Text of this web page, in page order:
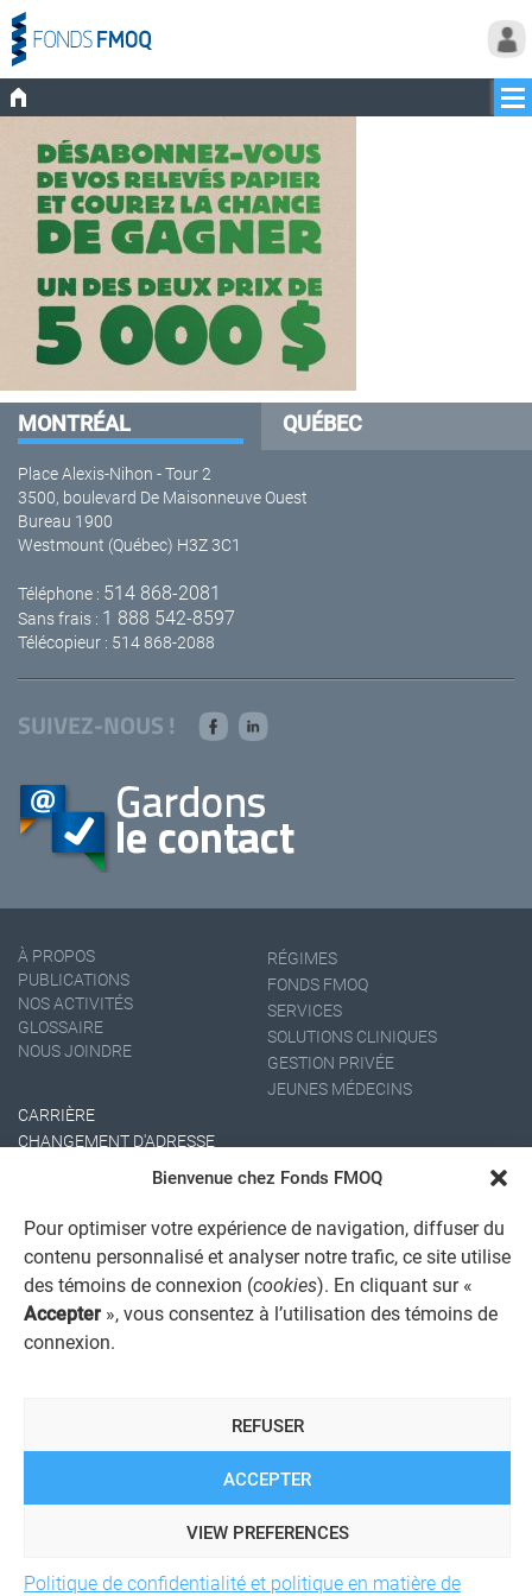
Bienvenue chez Fonds FMOQ
Pour optimiser votre expérience de navigation, diffuser du
contenu personnalisé et analyser notre trafic, ce site utilise
des témoins de connexion (cookies). En cliquant sur «
Accepter », vous consentez à l’utilisation des témoins de
connexion.
ACCEPTER
REFUSER
VIEW PREFERENCES
Politique de confidentialité et politique en matière de
MONTRÉAL QUÉBEC
Place Alexis-Nihon - Tour 2
3500, boulevard De Maisonneuve Ouest
Bureau 1900
Westmount (Québec) H3Z 3C1
Téléphone : 514 868-2081
Sans frais : 1 888 542-8597
Télécopieur : 514 868-2088
SUIVEZ-NOUS !
À PROPOS
PUBLICATIONS
NOS ACTIVITÉS
GLOSSAIRE
NOUS JOINDRE
RÉGIMES
FONDS FMOQ
SERVICES
SOLUTIONS CLINIQUES
GESTION PRIVÉE
JEUNES MÉDECINS
CARRIÈRE
CHANGEMENT D'ADRESSE
AVIS JURIDIQUE GÉNÉRAL
POLITIQUE DE TRAITEMENT DES PLAINTES
REGISTRE DES CONFLITS D'INTÉRÊTS